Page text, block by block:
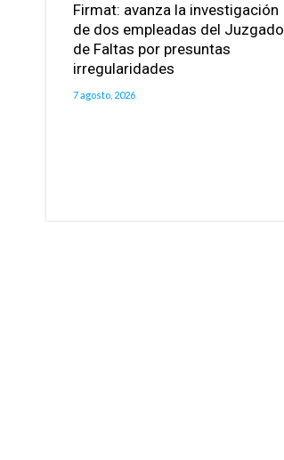
Firmat: avanza la investigación
de dos empleadas del Juzgado
de Faltas por presuntas
irregularidades
7 agosto, 2026